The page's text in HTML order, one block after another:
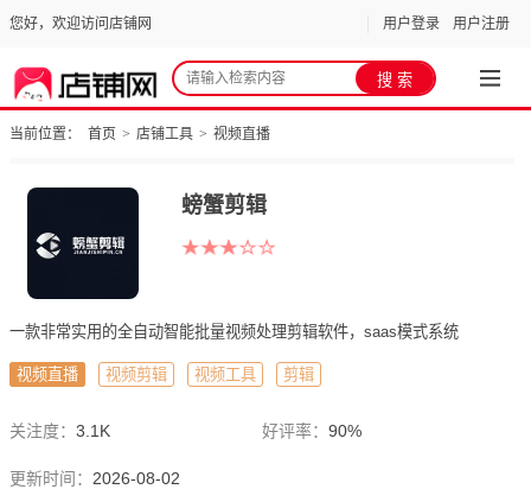
您好，欢迎访问店铺网 用户登录 用户注册
当前位置： 首页 > 店铺工具 > 视频直播
螃蟹剪辑
一款非常实用的全自动智能批量视频处理剪辑软件，saas模式系统
视频直播 视频剪辑 视频工具 剪辑
关注度： 3.1K 好评率： 90%
更新时间： 2026-08-02